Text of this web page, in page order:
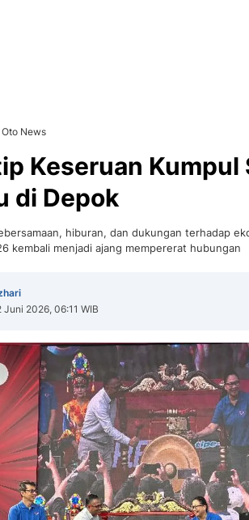
Oto News
Keseruan Kumpul
di Depok
hiburan, dan dukungan terhadap
kembali menjadi ajang mempererat hubungan
2026, 06:11 WIB